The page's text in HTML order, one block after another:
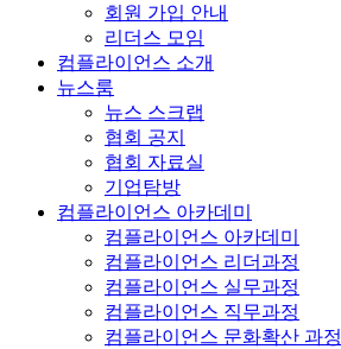
회원 가입 안내
리더스 모임
컴플라이언스 소개
뉴스룸
뉴스 스크랩
협회 공지
협회 자료실
기업탐방
컴플라이언스 아카데미
컴플라이언스 아카데미
컴플라이언스 리더과정
컴플라이언스 실무과정
컴플라이언스 직무과정
컴플라이언스 문화확산 과정